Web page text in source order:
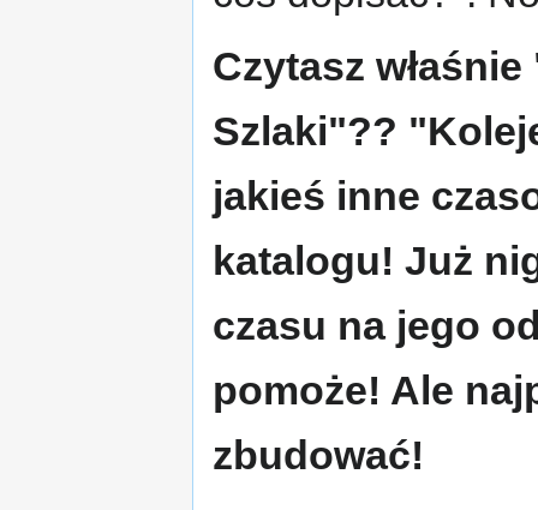
Czytasz
Szlaki"??
jakieś inne
katalogu! Już
czasu na jego
pomoże! Ale
zbudować!